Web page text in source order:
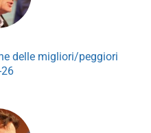
delle migliori/peggiori